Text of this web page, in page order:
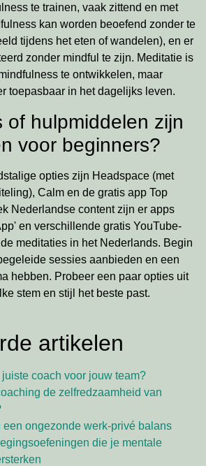
te trainen, vaak zittend en met
kan worden beoefend zonder te
tijdens het eten of wandelen), en er
zonder mindful te zijn. Meditatie is
te ontwikkelen, maar
toepasbaar in het dagelijks leven.
of hulpmiddelen zijn
voor beginners?
opties zijn Headspace (met
Calm en de gratis app Top
Nederlandse content zijn er apps
en verschillende gratis YouTube-
meditaties in het Nederlands. Begin
sessies aanbieden en een
hebben. Probeer een paar opties uit
stem en stijl het beste past.
artikelen
coach voor jouw team?
de zelfredzaamheid van
ongezonde werk-privé balans
die je mentale